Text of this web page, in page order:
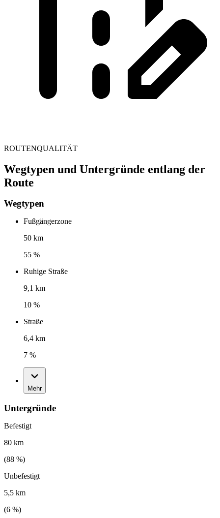
ROUTENQUALITÄT
Wegtypen und Untergründe entlang der
Route
Wegtypen
Fußgängerzone
50 km
55 %
Ruhige Straße
9,1 km
10 %
Straße
6,4 km
7 %
Mehr
Untergründe
Befestigt
80 km
(88 %)
Unbefestigt
5,5 km
(6 %)